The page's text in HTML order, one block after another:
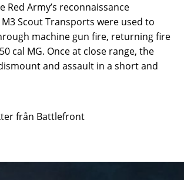
Red Army’s reconnaissance
Scout Transports were used to
machine gun fire, returning fire
cal MG. Once at close range, the
and assault in a short and
från Battlefront